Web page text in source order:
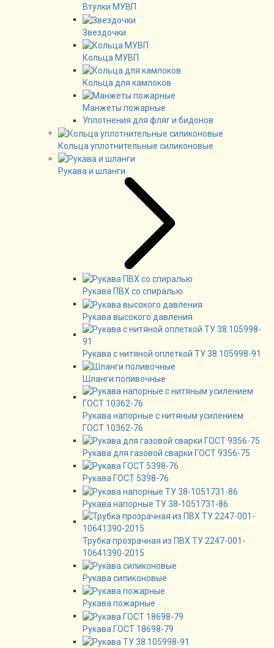
Втулки МУВП
Звездочки
Кольца МУВП
Кольца для камлоков
Манжеты пожарные
Уплотнения для фляг и бидонов
Кольца уплотнительные силиконовые
Рукава и шланги
Рукава ПВХ со спиралью
Рукава высокого давления
Рукава с нитяной оплеткой ТУ 38.105998-91
Шланги поливочные
Рукава напорные с нитяным усилением
ГОСТ 10362-76
Рукава для газовой сварки ГОСТ 9356-75
Рукава ГОСТ 5398-76
Рукава напорные ТУ 38-1051731-86
Трубка прозрачная из ПВХ ТУ 2247-001-
10641390-2015
Рукава силиконовые
Рукава пожарные
Рукава ГОСТ 18698-79